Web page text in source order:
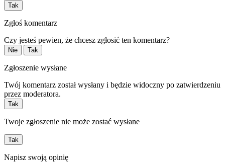
Tak
Zgłoś komentarz
Czy jesteś pewien, że chcesz zgłosić ten komentarz?
Nie Tak
Zgłoszenie wysłane
Twój komentarz został wysłany i będzie widoczny po zatwierdzeniu
przez moderatora.
Tak
Twoje zgłoszenie nie może zostać wysłane
Tak
Napisz swoją opinię